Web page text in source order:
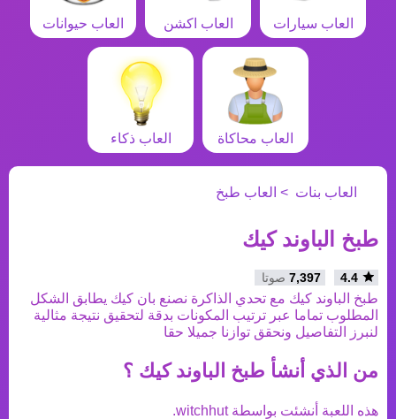
العاب سيارات العاب اكشن العاب حيوانات
العاب محاكاة العاب ذكاء
العاب بنات العاب طبخ
طبخ الباوند كيك
7,397 صوتا
طبخ الباوند كيك مع تحدي الذاكرة نصنع بان كيك يطابق الشكل
المطلوب تماما عبر ترتيب المكونات بدقة لتحقيق نتيجة مثالية
لنبرز التفاصيل ونحقق توازنا جميلا حقا
من الذي أنشأ طبخ الباوند كيك ؟
هذه اللعبة أنشئت بواسطةwitchhut
.